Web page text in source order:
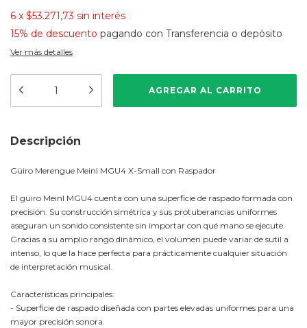
6 x $53.271,73 sin interés
15% de descuento pagando con Transferencia o depósito
Ver más detalles
Descripción
Güiro Merengue Meinl MGU4 X-Small con Raspador
El güiro Meinl MGU4 cuenta con una superficie de raspado formada con
precisión. Su construcción simétrica y sus protuberancias uniformes
aseguran un sonido consistente sin importar con qué mano se ejecute.
Gracias a su amplio rango dinámico, el volumen puede variar de sutil a
intenso, lo que la hace perfecta para prácticamente cualquier situación
de interpretación musical.
Características principales:
- Superficie de raspado diseñada con partes elevadas uniformes para una
mayor precisión sonora.